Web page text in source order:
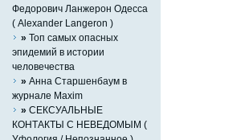
Федорович Ланжерон Одесса
( Alexander Langeron )
» Топ самых опасных
эпидемий в истории
человечества
» Анна Старшенбаум в
журнале Maxim
» СЕКСУАЛЬНЫЕ
КОНТАКТЫ С НЕВЕДОМЫМ (